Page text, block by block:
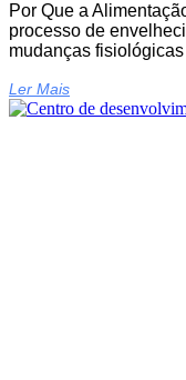
Por Que a
processo de
mudanças fisiológicas
Ler Mais